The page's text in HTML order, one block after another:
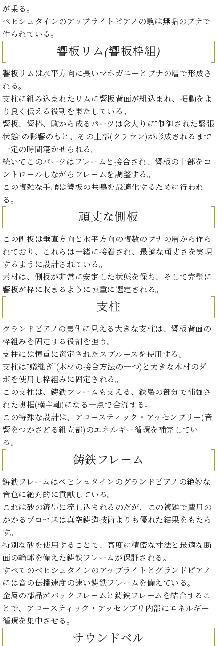
ュ
ン
コ
ン
サ
ー
ッ
プ
ア
ノ
C.
ベ
タ
イ
ン
ジ
デ
ン
ス
ア
プ
ノ
ヒ
シ
ュ
タ
ン
ア
カ
ス
ジ
オ
入
実
績
楽
教
室
ご
愛
用
者
ベ
ト
ク
ー
ル
音
楽
教
室
セ
ン
ラ
店
長
ご
挨
拶
展
示
ホー
レン
タル
ホー
ル・
スタ
ジオ
画
収
録
サ
ビ
ス
音
楽
教
の
コ
シ
ェ
ジ
ュ
ア
セ
ス
セン
トラ
が乗る。
ベヒシュタインのアップライトピアノの駒は無垢のブナで
作られている。
響板リム(響板枠組)
響板リムは水平方向に長いマホガニーとブナの層で形成さ
れる。
支柱に組み込まれたリムに響板背面が組込まれ、振動をよ
り良く伝える役割を果たしている。
響板、響棒、駒から成るパーツは念入りに“制御された緊張
状態”の影響のもと、その上部(クラウン)が形成されるまで
一定の時間寝かせられる。
続いてこのパーツはフレームと接合され、響板の上部をコ
ントロールしながらフレームを調整する。
この複雑な手順は響板の共鳴を最適化するために行われ
る。
頑丈な側板
この側板は垂直方向と水平方向の複数のブナの層から作ら
れており、これらは一緒に接着され、最適な頑丈さを実現
するように設計されている。
素材は、側板が非常に安定した状態を保ち、そして完璧に
響板が枠に収まるように慎重に選定される。
支柱
グランドピアノの裏側に見える大きな支柱は、響板背面の
枠組みを固定する役割を担う。
支柱には慎重に選定されたスプルースを使用する。
支柱は“蟻継ぎ“(木材の接合方法の一つ)と大きな木材のダ
ボを使用し枠組みに固定される。
この支柱は、鋳鉄フレームも支える、鉄製の部分で補強さ
れた奥框(横主軸)になる一点で合流する。
この特殊な設計は、アコースティック・アッセンブリー(音
響をつかさどる組立部)のエネルギー循環を補完してい
る。
鋳鉄フレーム
鋳鉄フレームはベヒシュタインのグランドピアノの絶妙な
音色に絶対的に貢献している。
これは砂の鋳型に流し込まれるのだが、この複雑で費用の
かかるプロセスは真空鋳造技術よりも優れた結果をもたら
す。
特別な砂を使用することで、高度に精密な寸法と最適な断
面の輪郭を備えた鋳鉄フレームが保証される。
すべてのベヒシュタインのアップライトとグランドピアノ
には音の伝播速度の速い鋳鉄フレームを備えている。
金属の部品がバックフレームと鋳鉄フレームを結合するこ
とで、アコースティック・アッセンブリ内部にエネルギー
循環を集中させる。
サウンドベル